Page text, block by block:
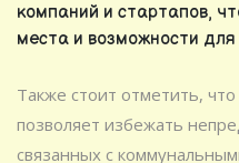
компаний и стартапов,
места и возможности для
Также стоит отметить,
позволяет избежать
связанных с